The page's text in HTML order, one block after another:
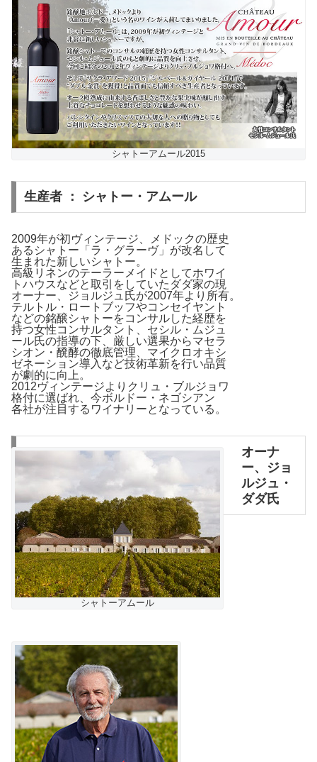
シャトーアムール2015
生産者 ： シャトー・アムール
2009年が初ヴィンテージ、メドックの歴史
あるシャトー「ラ・グラーヴ」が改名して
生まれた新しいシャトー。
高級リネンのテーラーメイドとしてホワイ
トハウスなどと取引をしていたダダ家の現
オーナー、ジョルジュ氏が2007年より所有。
テルトル・ロートブッフやコンセイヤント
などの銘醸シャトーをコンサルした経歴を
持つ女性コンサルタント、セシル・ムジュ
ール氏の指導の下、厳しい選果からマセラ
シオン・醗酵の徹底管理、マイクロオキシ
ゼネーション導入など技術革新を行い品質
が劇的に向上。
2012ヴィンテージよりクリュ・ブルジョワ
格付に選ばれ、今ボルドー・ネゴシアン
各社が注目するワイナリーとなっている。
シャトーアムール
オーナ
ー、ジョ
ルジュ・
ダダ氏